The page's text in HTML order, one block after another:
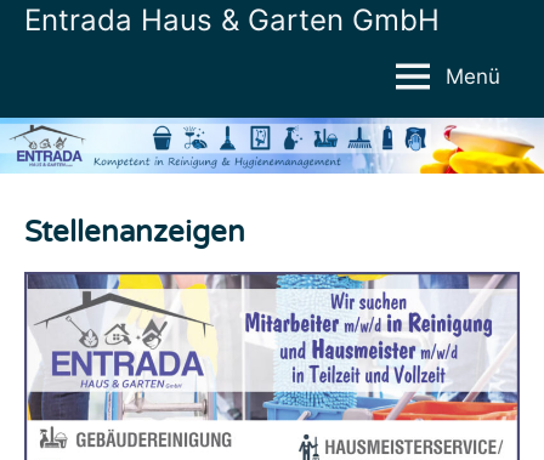
ZumEntrada Haus & Garten GmbH
Kompetent
Hygienemanagment
Menü
Stellenanzeigen